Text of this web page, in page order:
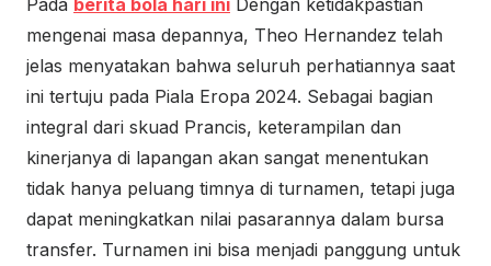
Pada berita bola hari ini Dengan ketidakpastian
mengenai masa depannya, Theo Hernandez telah
jelas menyatakan bahwa seluruh perhatiannya saat
ini tertuju pada Piala Eropa 2024. Sebagai bagian
integral dari skuad Prancis, keterampilan dan
kinerjanya di lapangan akan sangat menentukan
tidak hanya peluang timnya di turnamen, tetapi juga
dapat meningkatkan nilai pasarannya dalam bursa
transfer. Turnamen ini bisa menjadi panggung untuk